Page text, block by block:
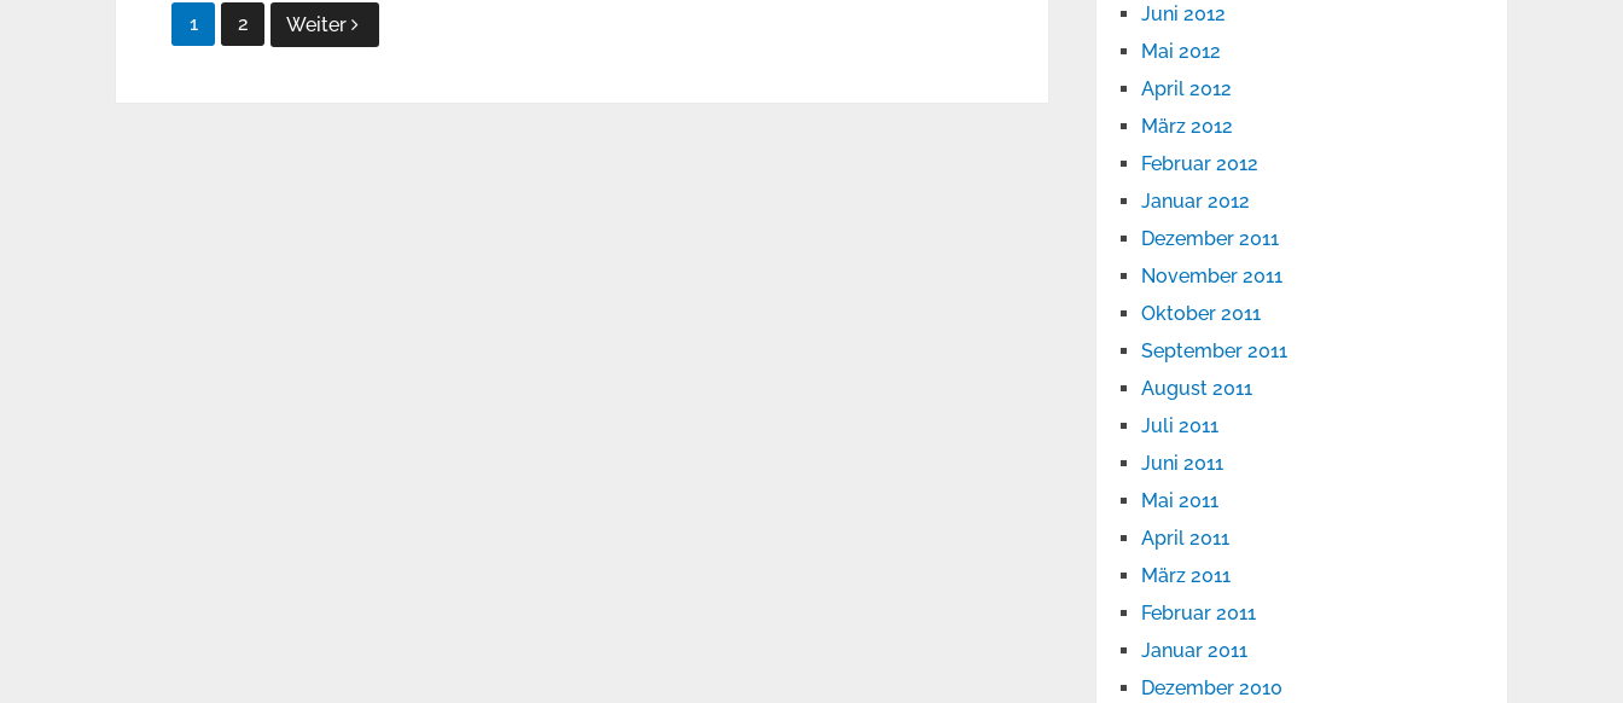
Seitennummerierung
1 2 Weiter
Juni 2012
Mai 2012
April 2012
März 2012
Februar 2012
Januar 2012
Dezember 2011
November 2011
Oktober 2011
September 2011
August 2011
Juli 2011
Juni 2011
Mai 2011
April 2011
März 2011
Februar 2011
Januar 2011
Dezember 2010